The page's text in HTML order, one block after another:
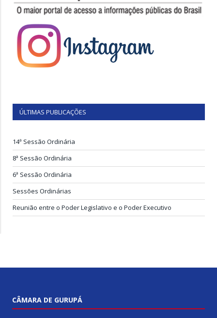
ÚLTIMAS PUBLICAÇÕES
14ª Sessão Ordinária
8ª Sessão Ordinária
6ª Sessão Ordinária
Sessões Ordinárias
Reunião entre o Poder Legislativo e o Poder Executivo
CÂMARA DE GURUPÁ